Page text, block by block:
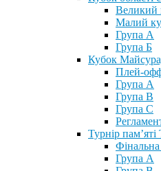
Великий
Малий
Група А
Група Б
Кубок
Плей-
Група А
Група В
Група С
Турнір
Група А